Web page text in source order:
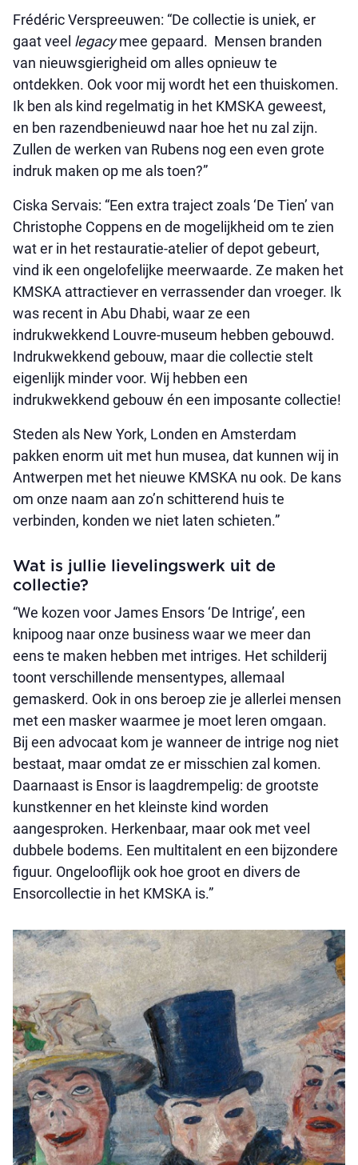
Frédéric Verspreeuwen: “De collectie is uniek, er
gaat veel legacymee gepaard. Mensen branden
van nieuwsgierigheid om alles opnieuw te
ontdekken. Ook voor mij wordt het een thuiskomen.
Ik ben als kind regelmatig in het KMSKA geweest,
en ben razendbenieuwd naar hoe het nu zal zijn.
Zullen de werken van Rubens nog een even grote
indruk maken op me als toen?”
Ciska Servais: “Een extra traject zoals ‘De Tien’ van
Christophe Coppens en de mogelijkheid om te zien
wat er in het restauratie-atelier of depot gebeurt,
vind ik een ongelofelijke meerwaarde. Ze maken het
KMSKA attractiever en verrassender dan vroeger. Ik
was recent in Abu Dhabi, waar ze een
indrukwekkend Louvre-museum hebben gebouwd.
Indrukwekkend gebouw, maar die collectie stelt
eigenlijk minder voor. Wij hebben een
indrukwekkend gebouw én een imposante collectie!
Steden als New York, Londen en Amsterdam
pakken enorm uit met hun musea, dat kunnen wij in
Antwerpen met het nieuwe KMSKA nu ook. De kans
om onze naam aan zo’n schitterend huis te
verbinden, konden we niet laten schieten.”
Wat is jullie lievelingswerk uit de
collectie?
“We kozen voor James Ensors ‘De Intrige’, een
knipoog naar onze business waar we meer dan
eens te maken hebben met intriges. Het schilderij
toont verschillende mensentypes, allemaal
gemaskerd. Ook in ons beroep zie je allerlei mensen
met een masker waarmee je moet leren omgaan.
Bij een advocaat kom je wanneer de intrige nog niet
bestaat, maar omdat ze er misschien zal komen.
Daarnaast is Ensor is laagdrempelig: de grootste
kunstkenner en het kleinste kind worden
aangesproken. Herkenbaar, maar ook met veel
dubbele bodems. Een multitalent en een bijzondere
figuur. Ongelooflijk ook hoe groot en divers de
Ensorcollectie in het KMSKA is.”